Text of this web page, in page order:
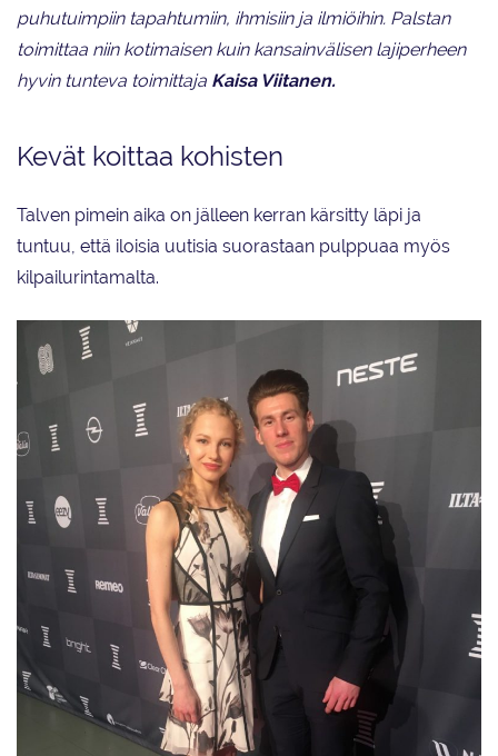
puhutuimpiin tapahtumiin, ihmisiin ja ilmiöihin. Palstan
toimittaa niin kotimaisen kuin kansainvälisen lajiperheen
hyvin tunteva toimittaja Kaisa Viitanen.
Kevät koittaa kohisten
Talven pimein aika on jälleen kerran kärsitty läpi ja
tuntuu, että iloisia uutisia suorastaan pulppuaa myös
kilpailurintamalta.